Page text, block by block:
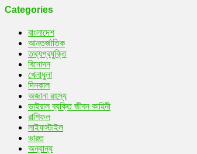
Categories
বাংলাদেশ
আন্তর্জাতিক
তথ্যপ্রযুক্তি
বিনোদন
খেলাধুলা
দিনকাল
অজানা রহস্য
ভাইরাল ব্যক্তি জীবন কাহিনী
রাশিফল
লাইফস্টাইল
ভারত
অন্যান্য